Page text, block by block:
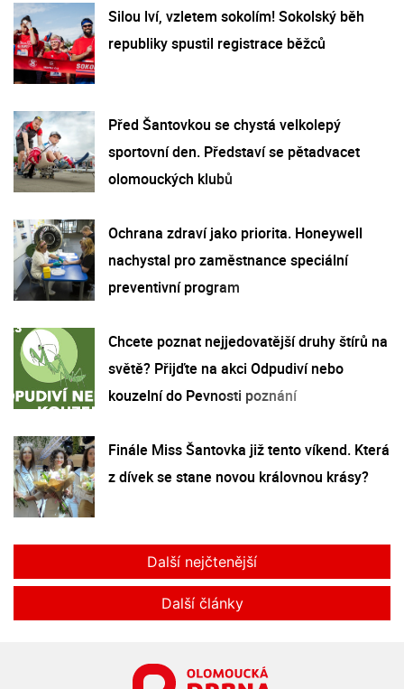
Silou lví, vzletem sokolím! Sokolský běh
republiky spustil registrace běžců
Před Šantovkou se chystá velkolepý
sportovní den. Představí se pětadvacet
olomouckých klubů
Ochrana zdraví jako priorita. Honeywell
nachystal pro zaměstnance speciální
preventivní program
Chcete poznat nejjedovatější druhy štírů na
světě? Přijďte na akci Odpudiví nebo
kouzelní do Pevnosti poznání
Finále Miss Šantovka již tento víkend. Která
z dívek se stane novou královnou krásy?
Další nejčtenější
Další články